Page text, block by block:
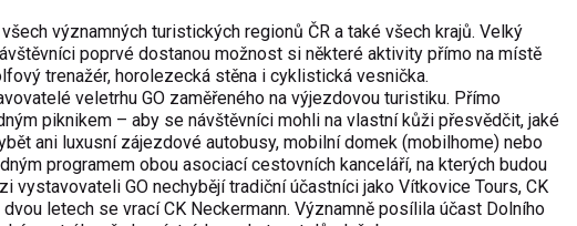
významných turistických regionů ČR a také všech krajů. Velký
poprvé dostanou možnost si některé aktivity přímo na místě
trenažér, horolezecká stěna i cyklistická vesnička.
veletrhu GO zaměřeného na výjezdovou turistiku. Přímo
piknikem – aby se návštěvníci mohli na vlastní kůži přesvědčit, jaké
ani luxusní zájezdové autobusy, mobilní domek (mobilhome) nebo
programem obou asociací cestovních kanceláří, na kterých budou
vystavovateli GO nechybějí tradiční účastníci jako Vítkovice Tours, CK
letech se vrací CK Neckermann. Významně posílila účast Dolního